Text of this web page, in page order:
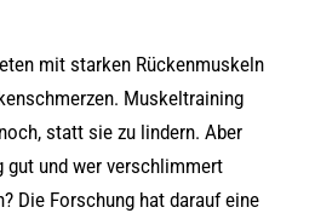
mit starken Rückenmuskeln
Muskeltraining
statt sie zu lindern. Aber
gut und wer verschlimmert
Die Forschung hat darauf eine